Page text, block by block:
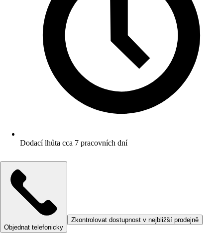
Dodací lhůta cca 7 pracovních dní
Objednat telefonicky
Zkontrolovat dostupnost v nejbližší prodejně